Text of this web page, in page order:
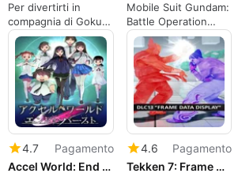
Per divertirti in
compagnia di Goku e
tutti gli altri
Mobile Suit Gundam:
Battle Operation
Code Fairy - Vol. 3
4.7
Pagamento
Accel World: End of Burst
4.6
Pagamento
Tekken 7: Frame Data Display